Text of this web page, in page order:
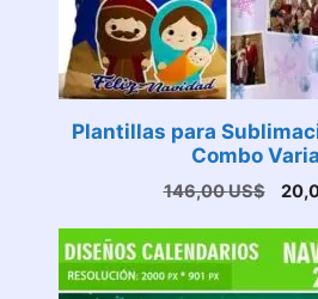
Plantillas para
Combo
146,00US$
El
era: